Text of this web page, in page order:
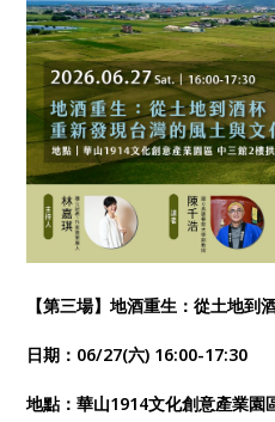
【第三場】地酒重生：從土地到
日期： 06/27(六) 16:00-17:30
地點：華山1914文化創意產業園